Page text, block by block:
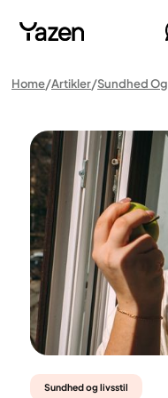
Home Artikler Sundhed
Sundhed og livsstil